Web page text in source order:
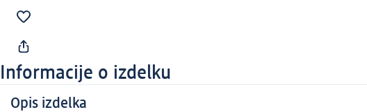
Informacije o izdelku
Opis izdelka